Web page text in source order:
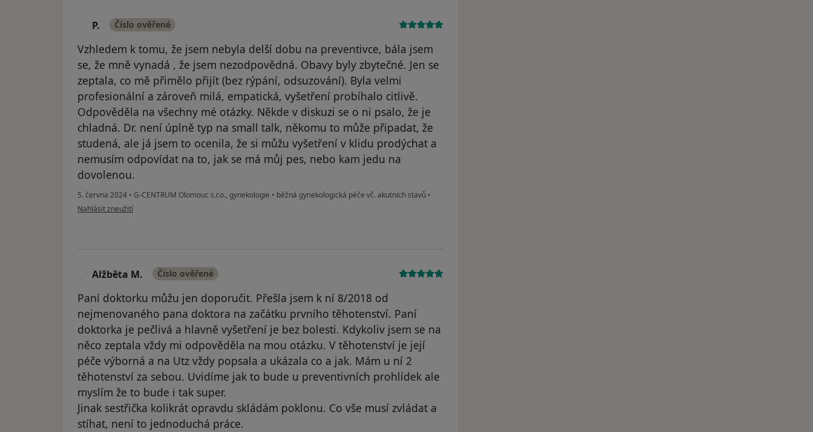
P. Číslo ověřené
Vzhledem k tomu, že jsem nebyla delší dobu na preventivce, bála jsem
se, že mně vynadá , že jsem nezodpovědná. Obavy byly zbytečné. Jen se
zeptala, co mě přimělo přijít (bez rýpání, odsuzování). Byla velmi
profesionální a zároveň milá, empatická, vyšetření probíhalo citlivě.
Odpověděla na všechny mé otázky. Někde v diskuzi se o ni psalo, že je
chladná. Dr. není úplně typ na small talk, někomu to může připadat, že
studená, ale já jsem to ocenila, že si můžu vyšetření v klidu prodýchat a
nemusím odpovídat na to, jak se má můj pes, nebo kam jedu na
dovolenou.
5. června 2024 • G-CENTRUM Olomouc s.r.o., gynekologie • běžná gynekologická péče vč. akutních stavů •
podle názoru uživatele P.
Nahlásit zneužití
Alžběta M. Číslo ověřené
Paní doktorku můžu jen doporučit. Přešla jsem k ní 8/2018 od
nejmenovaného pana doktora na začátku prvního těhotenství. Paní
doktorka je pečlivá a hlavně vyšetření je bez bolesti. Kdykoliv jsem se na
něco zeptala vždy mi odpověděla na mou otázku. V těhotenství je její
péče výborná a na Utz vždy popsala a ukázala co a jak. Mám u ní 2
těhotenství za sebou. Uvidíme jak to bude u preventivních prohlídek ale
myslím že to bude i tak super.
Jinak sestřička kolikrát opravdu skládám poklonu. Co vše musí zvládat a
stíhat, není to jednoduchá práce.